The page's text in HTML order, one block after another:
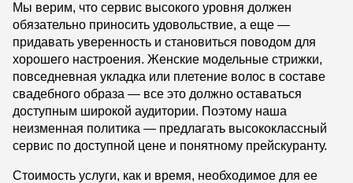
Мы верим, что сервис высокого уровня должен
обязательно приносить удовольствие, а еще —
придавать уверенность и становиться поводом для
хорошего настроения. Женские модельные стрижки,
повседневная укладка или плетение волос в составе
свадебного образа — все это должно оставаться
доступным широкой аудитории. Поэтому наша
неизменная политика — предлагать высококлассный
сервис по доступной цене и понятному прейскуранту.
Стоимость услуги, как и время, необходимое для ее